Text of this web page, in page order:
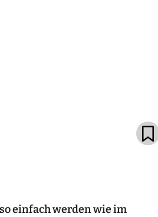
einfach werden wie im